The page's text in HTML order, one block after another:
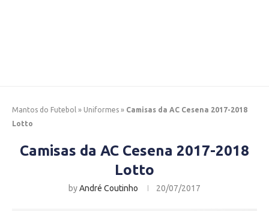
Mantos do Futebol » Uniformes » Camisas da AC Cesena 2017-2018
Lotto
Camisas da AC Cesena 2017-2018
Lotto
byAndré Coutinho 20/07/2017